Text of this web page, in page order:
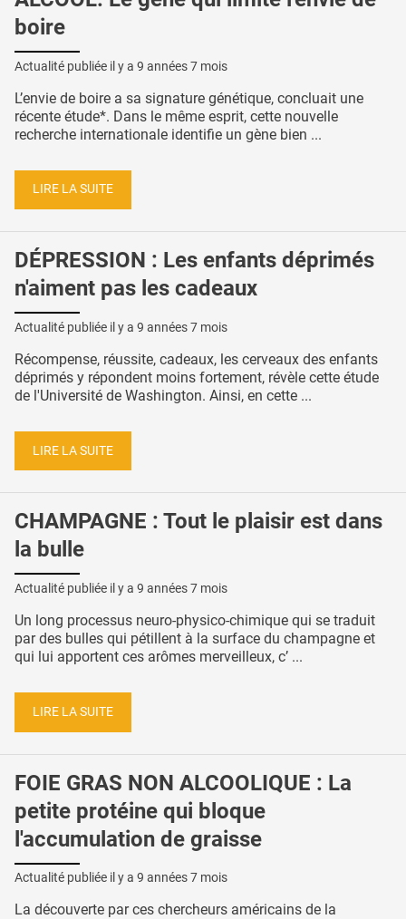
boire
Actualité publiée il y a 9 années 7 mois
L’envie de boire a sa signature génétique, concluait une
récente étude*. Dans le même esprit, cette nouvelle
recherche internationale identifie un gène bien ...
LIRE LA SUITE
DÉPRESSION : Les enfants déprimés
n'aiment pas les cadeaux
Actualité publiée il y a 9 années 7 mois
Récompense, réussite, cadeaux, les cerveaux des enfants
déprimés y répondent moins fortement, révèle cette étude
de l'Université de Washington. Ainsi, en cette ...
LIRE LA SUITE
CHAMPAGNE : Tout le plaisir est dans
la bulle
Actualité publiée il y a 9 années 7 mois
Un long processus neuro-physico-chimique qui se traduit
par des bulles qui pétillent à la surface du champagne et
qui lui apportent ces arômes merveilleux, c’ ...
LIRE LA SUITE
FOIE GRAS NON ALCOOLIQUE : La
petite protéine qui bloque
l'accumulation de graisse
Actualité publiée il y a 9 années 7 mois
La découverte par ces chercheurs américains de la